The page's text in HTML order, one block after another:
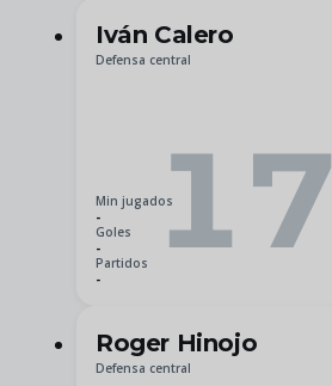
Iván Calero
Defensa central
Min jugados
-
Goles
-
Partidos
-
17
Roger Hinojo
Defensa central